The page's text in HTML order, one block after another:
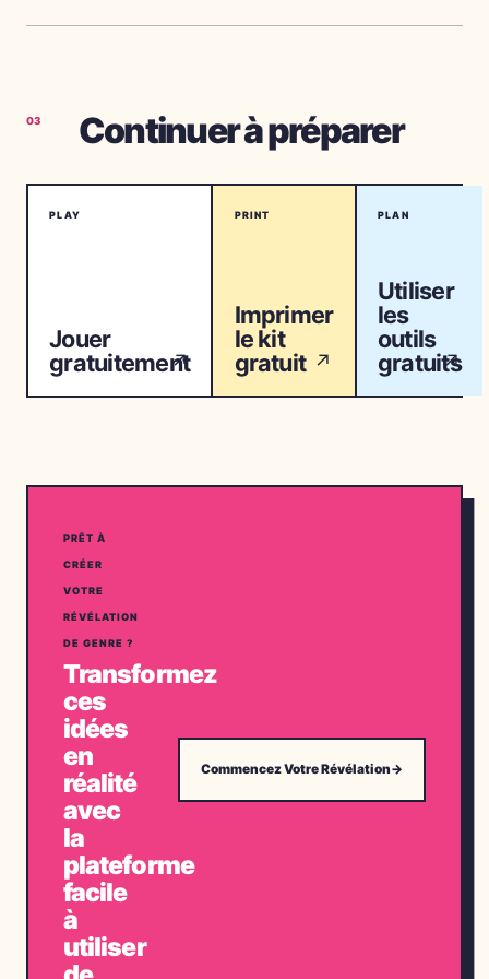
03 Continuer à préparer
PLAY
Jouer
gratuitement
↗
PRINT
Imprimer
le kit
gratuit ↗
PLAN
Utiliser
les
outils
gratuits
↗
PRÊT À
CRÉER
VOTRE
RÉVÉLATION
DE GENRE ?
Transformez
ces
idées
en
réalité
avec
la
plateforme
facile
à
utiliser
Commencez Votre Révélation→